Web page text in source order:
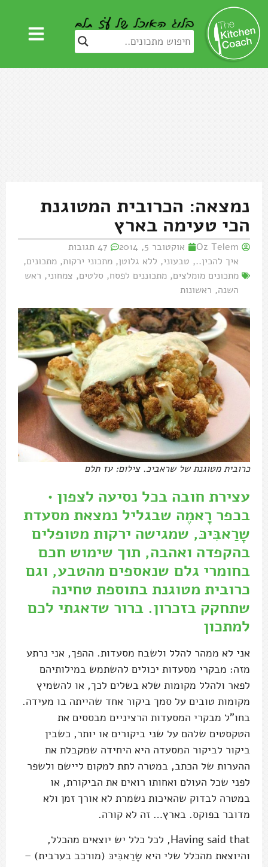
נמצאה: הכרובית המטוגנת
הכי טעימה בארץ
Oz Telem אוקטובר 5, 2014
47 תגובות
איך להכין.., טבעוני, ללא גלוטן, מתכוני ירקות, מתכונים,
מתכונים מומלצים, מתכוננים לפסח, סלטים, צמחוני, ראש
השנה, ראשונות
כרובית מטוגנת של שראביכ. צילום: עז תלם
עצירת חובה בכל נסיעה לצפון •
בכפר רָאמֶה שבגליל נמצאת מסעדת
שָרַאבִּיכּ, שמגישה ירקות מטופלים
בהקפדה ואהבה, תוך שימוש חכם
בחומרי גלם שנאספים מהטבע, וגם
כרובית מטוגנת בתוספת טחינה
שתחקק בזכרון. ברור שדאגתי לכם
למתכון
אני לא ממהר להלל ולשבח מסעדות. ההפך, אני נרתע
מזה: מבקרי מסעדות יכולים להשתמש במילותיהם
לפאר ולהלל מקומות שלא בשלים לכך, או להשמיץ
מקומות טובים על סמך ביקור אחד שהייתה בו מעידה.
בחו"ל מבקרי המסעדות הרציניים מבססים את
הטקסטים שלהם על שני ביקורים או יותר, כשבין
ביקור לביקור המסעדה היא היחידה שמקבלת את
ההערות של הכתב, במטרה לתת למקום ליישם ולשפר
לפני שכל העולם ואחותו רואים את הביקורת, או
במטרה לבדוק שהאיכות נשמרת לא אורך זמן ולא
מדובר בפוקס. בארץ… זה לא קורה.
Having said that, לכל כלל יש יוצאים מהכלל,
והיוצאת מהכלל שלי היא שָרַאבִּיכּ (מורכב בערבית) –